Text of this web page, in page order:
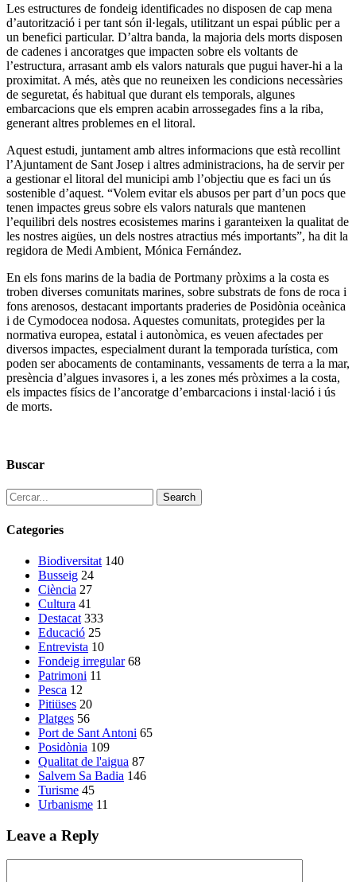
Les estructures de fondeig identificades no disposen de cap mena
d’autorització i per tant són il·legals, utilitzant un espai públic per a
un benefici particular. D’altra banda, la majoria dels morts disposen
de cadenes i ancoratges que impacten sobre els voltants de
l’estructura, arrasant amb els valors naturals que pugui haver-hi a la
proximitat. A més, atès que no reuneixen les condicions necessàries
de seguretat, és habitual que durant els temporals, algunes
embarcacions que els empren acabin arrossegades fins a la riba,
generant altres problemes en el litoral.
Aquest estudi, juntament amb altres informacions que està recollint
l’Ajuntament de Sant Josep i altres administracions, ha de servir per
a gestionar el litoral del municipi amb l’objectiu que es faci un ús
sostenible d’aquest. “Volem evitar els abusos per part d’un pocs que
tenen impactes greus sobre els valors naturals que mantenen
l’equilibri dels nostres ecosistemes marins i garanteixen la qualitat de
les nostres aigües, un dels nostres atractius més importants”, ha dit la
regidora de Medi Ambient, Mónica Fernández.
En els fons marins de la badia de Portmany pròxims a la costa es
troben diverses comunitats marines, sobre substrats de fons de roca i
fons arenosos, destacant importants praderies de Posidònia oceànica
i de Cymodocea nodosa. Aquestes comunitats, protegides per la
normativa europea, estatal i autonòmica, es veuen afectades per
diversos impactes, especialment durant la temporada turística, com
poden ser abocaments de contaminants, vessaments de terra a la mar,
presència d’algues invasores i, a les zones més pròximes a la costa,
els impactes físics de l’ancoratge d’embarcacions i instal·lació i ús
de morts.
Buscar
Search
Categories
Biodiversitat 140
Busseig 24
Ciència 27
Cultura 41
Destacat 333
Educació 25
Entrevista 10
Fondeig irregular 68
Patrimoni 11
Pesca 12
Pitiüses 20
Platges 56
Port de Sant Antoni 65
Posidònia 109
Qualitat de l'aigua 87
Salvem Sa Badia 146
Turisme 45
Urbanisme 11
Leave a Reply